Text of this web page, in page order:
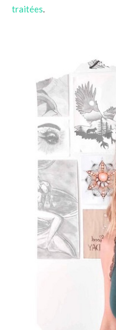
traitées.